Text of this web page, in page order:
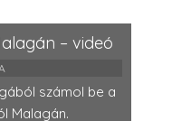
– videó
számol be a
Malagán.